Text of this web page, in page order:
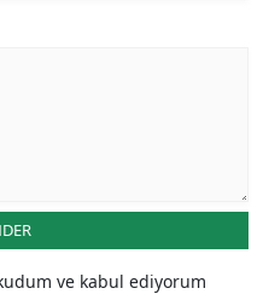
ve kabul ediyorum